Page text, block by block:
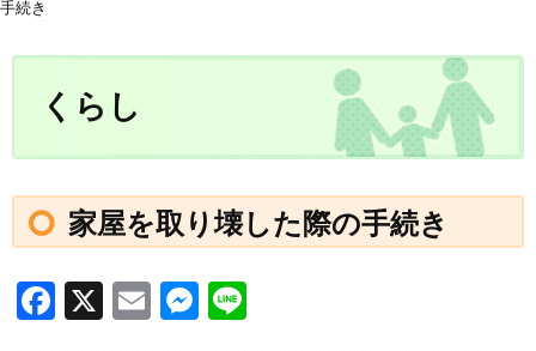
手続き
くらし
家屋を取り壊した際の手続き
F
X
E
M